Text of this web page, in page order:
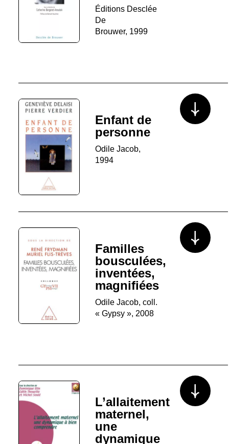
Éditions Desclée
De
Brouwer, 1999
Enfant de
personne
Odile Jacob,
1994
Voir plus/
Familles
bousculées,
inventées,
magnifiées
Odile Jacob, coll.
« Gypsy », 2008
Voir plus/
L’allaitement
maternel,
une
dynamique
Voir plus/